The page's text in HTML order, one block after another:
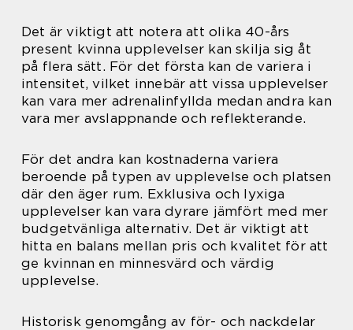
Det är viktigt att notera att olika 40-års
present kvinna upplevelser kan skilja sig åt
på flera sätt. För det första kan de variera i
intensitet, vilket innebär att vissa upplevelser
kan vara mer adrenalinfyllda medan andra kan
vara mer avslappnande och reflekterande.
För det andra kan kostnaderna variera
beroende på typen av upplevelse och platsen
där den äger rum. Exklusiva och lyxiga
upplevelser kan vara dyrare jämfört med mer
budgetvänliga alternativ. Det är viktigt att
hitta en balans mellan pris och kvalitet för att
ge kvinnan en minnesvärd och värdig
upplevelse.
Historisk genomgång av för- och nackdelar